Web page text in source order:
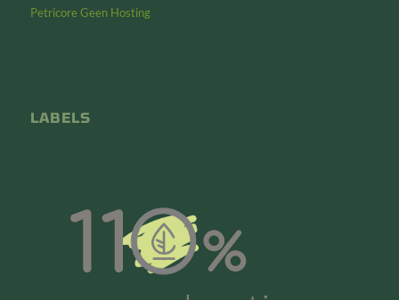
Petricore Geen Hosting
LABELS